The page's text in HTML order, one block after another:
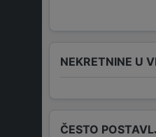
NEKRETNINE U
ČESTO